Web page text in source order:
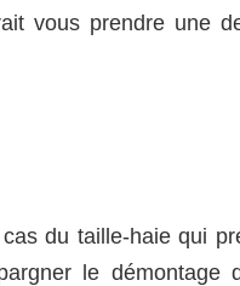
vous prendre une
du taille-haie qui
le démontage